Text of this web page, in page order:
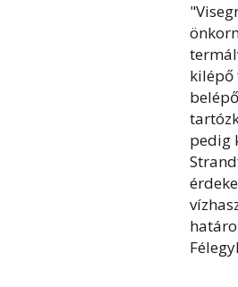
kilépő
pedig